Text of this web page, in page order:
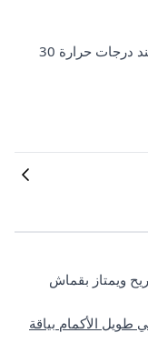
تعليمات الغسيل: يمكن غسلها في الغسالة عند درجات حرارة 30
ويمتاز بقماش
الأكمام بياقة